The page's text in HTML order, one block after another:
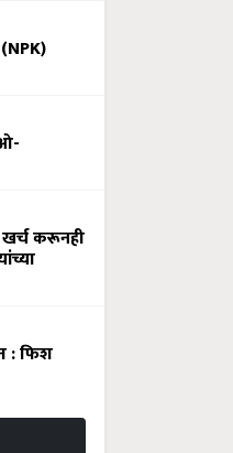
(NPK)
करूनही
: फिश